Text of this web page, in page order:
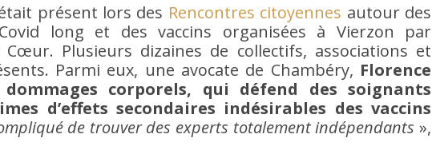
présent lors des Rencontres citoyennes autour des
long et des vaccins organisées à Vierzon par
Cœur. Plusieurs dizaines de collectifs, associations et
Parmi eux, une avocate de Chambéry, Florence
dommages corporels, qui défend des soignants
d’effets secondaires indésirables des vaccins
de trouver des experts totalement indépendants »,